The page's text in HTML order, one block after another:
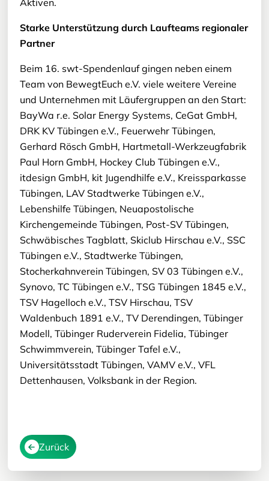
Aktiven.
Starke Unterstützung durch Laufteams regionaler
Partner
Beim 16. swt-Spendenlauf gingen neben einem
Team von BewegtEuch e.V. viele weitere Vereine
und Unternehmen mit Läufergruppen an den Start:
BayWa r.e. Solar Energy Systems, CeGat GmbH,
DRK KV Tübingen e.V., Feuerwehr Tübingen,
Gerhard Rösch GmbH, Hartmetall-Werkzeugfabrik
Paul Horn GmbH, Hockey Club Tübingen e.V.,
itdesign GmbH, kit Jugendhilfe e.V., Kreissparkasse
Tübingen, LAV Stadtwerke Tübingen e.V.,
Lebenshilfe Tübingen, Neuapostolische
Kirchengemeinde Tübingen, Post-SV Tübingen,
Schwäbisches Tagblatt, Skiclub Hirschau e.V., SSC
Tübingen e.V., Stadtwerke Tübingen,
Stocherkahnverein Tübingen, SV 03 Tübingen e.V.,
Synovo, TC Tübingen e.V., TSG Tübingen 1845 e.V.,
TSV Hagelloch e.V., TSV Hirschau, TSV
Waldenbuch 1891 e.V., TV Derendingen, Tübinger
Modell, Tübinger Ruderverein Fidelia, Tübinger
Schwimmverein, Tübinger Tafel e.V.,
Universitätsstadt Tübingen, VAMV e.V., VFL
Dettenhausen, Volksbank in der Region.
Zurück